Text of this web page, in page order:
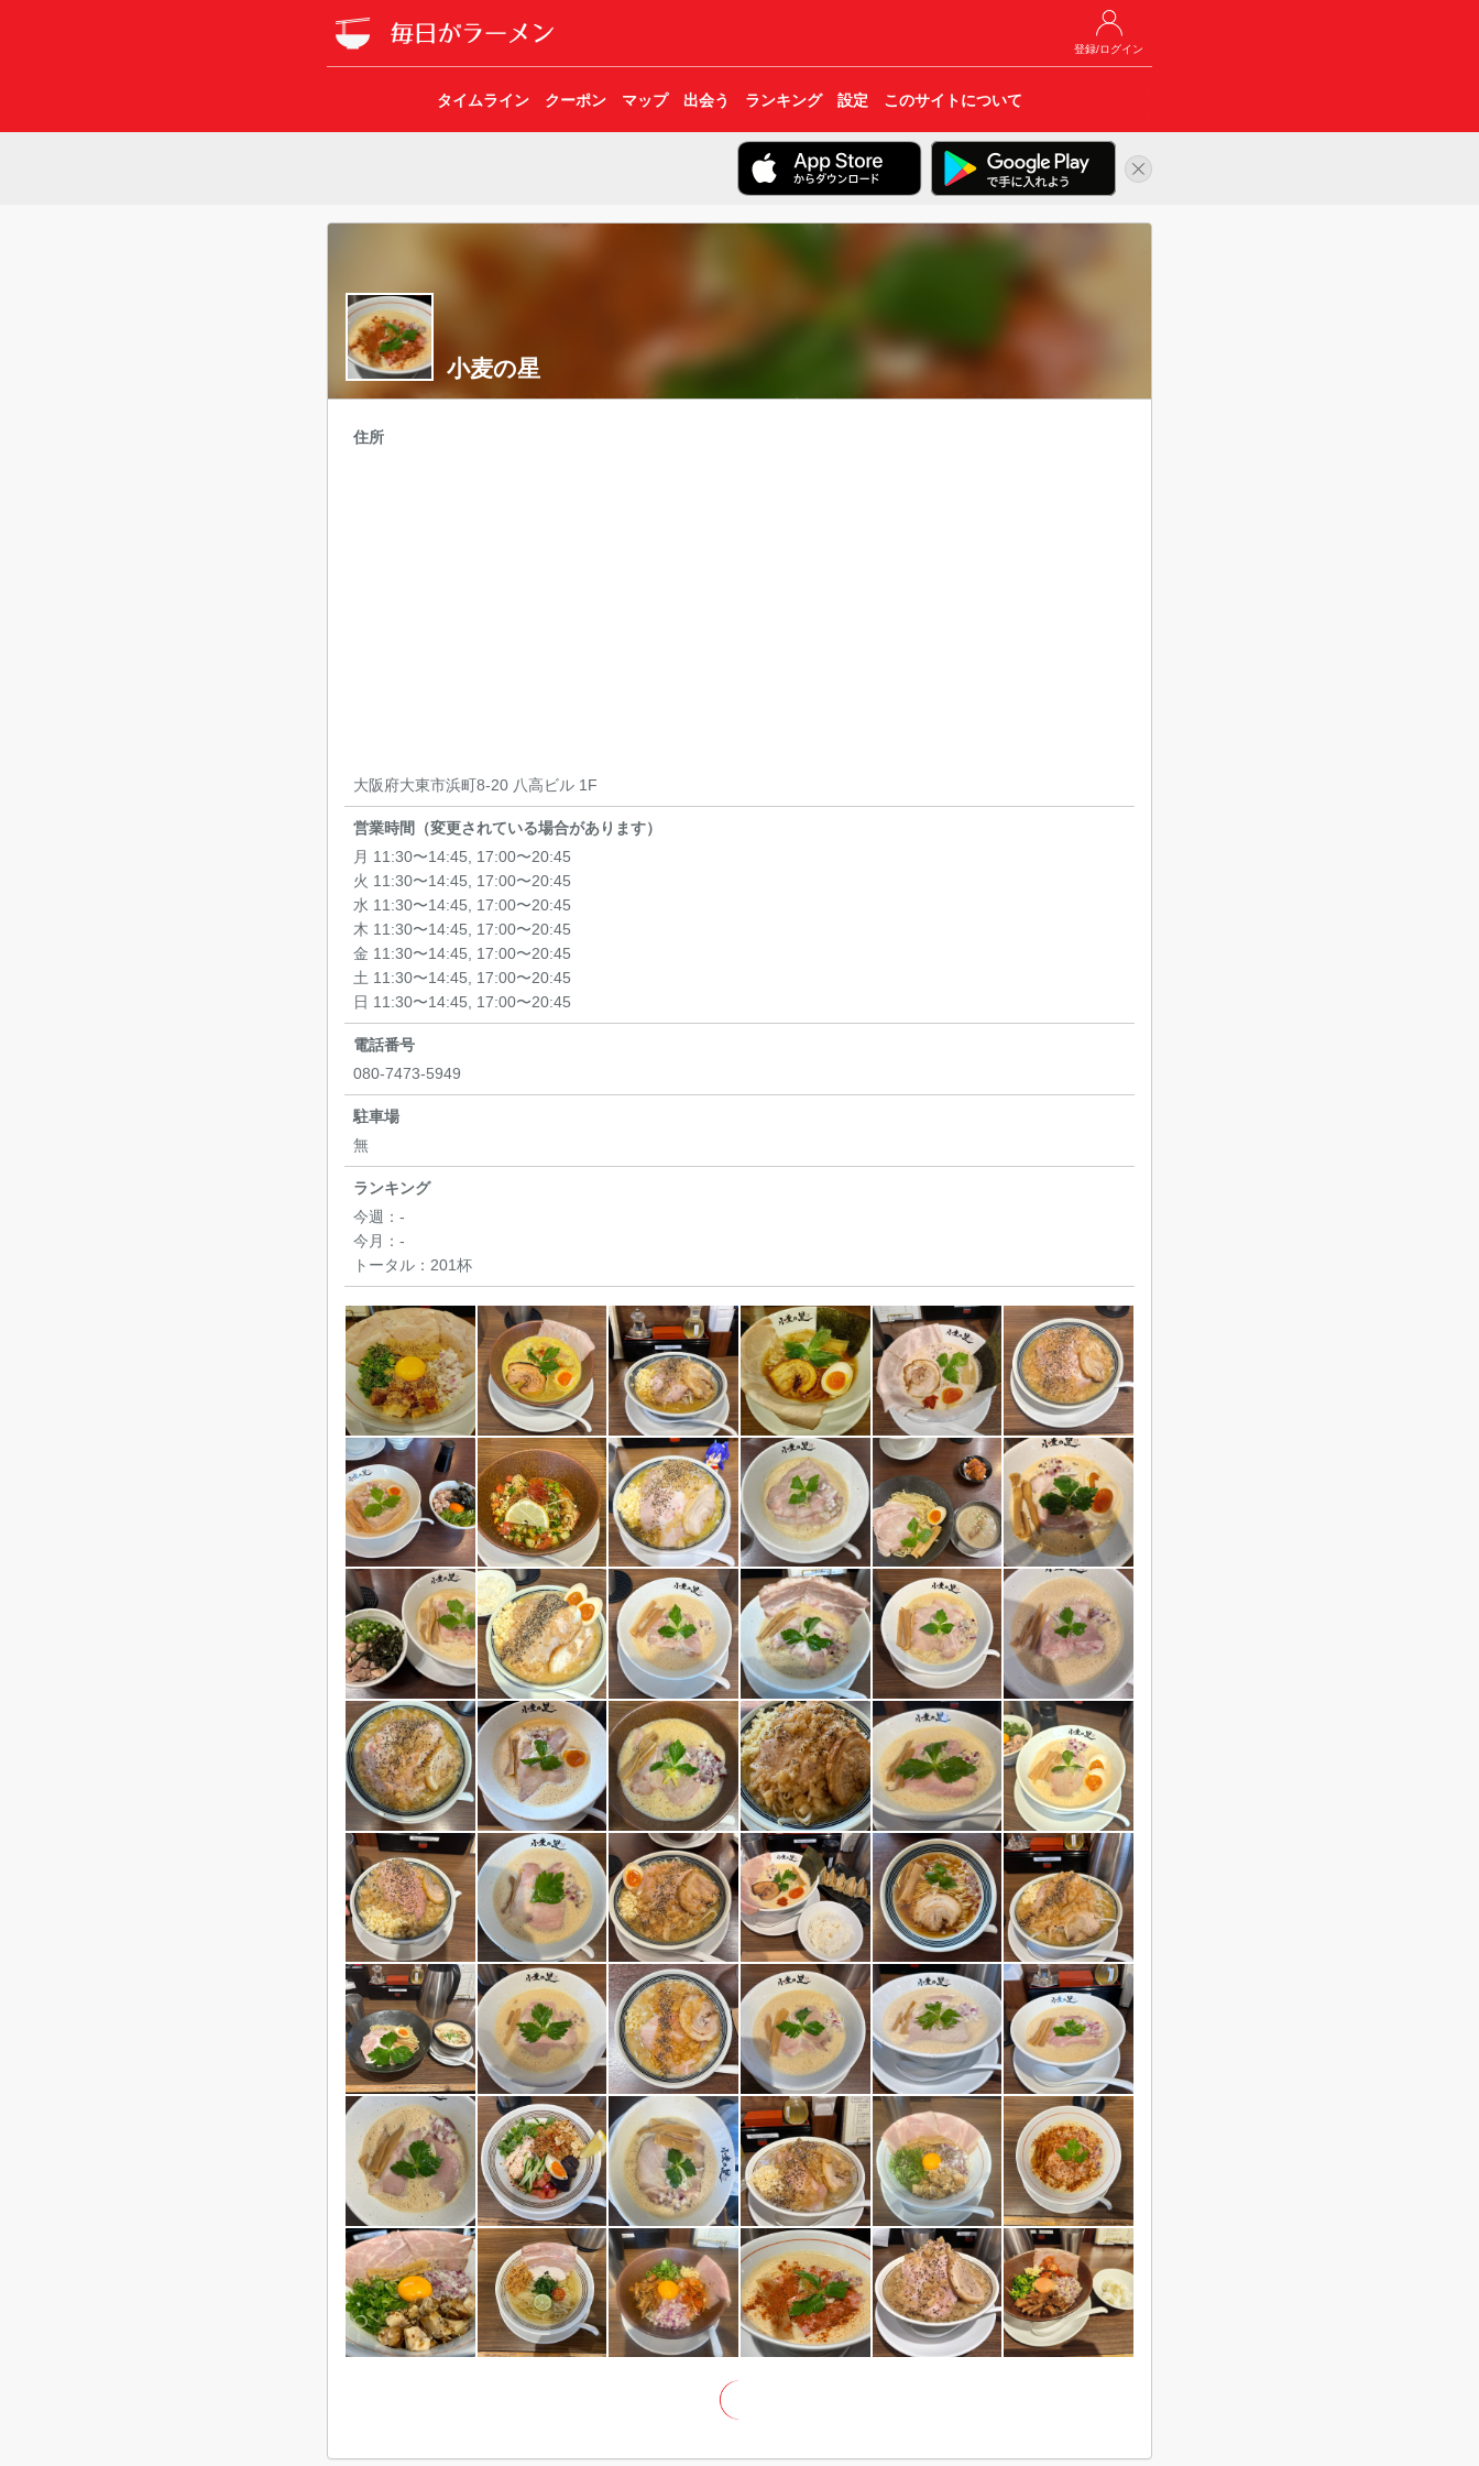
登録/ログイン
タイムライン クーポン マップ 出会う ランキング 設定 このサイトについて
小麦の星
住所
大阪府大東市浜町8-20 八高ビル 1F
営業時間（変更されている場合があります）
月 11:30〜14:45, 17:00〜20:45
火 11:30〜14:45, 17:00〜20:45
水 11:30〜14:45, 17:00〜20:45
木 11:30〜14:45, 17:00〜20:45
金 11:30〜14:45, 17:00〜20:45
土 11:30〜14:45, 17:00〜20:45
日 11:30〜14:45, 17:00〜20:45
電話番号
080-7473-5949
駐車場
無
ランキング
今週： -
今月： -
トータル： 201杯